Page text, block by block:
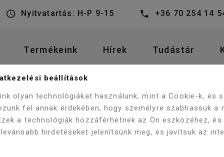
Nyitvatartás: H-P 9-15 +36 70 254 14
Termékeink Hírek Tudástár
WELLIS MONACO 80
TERMÉKÜNK, VAGY MÁR
beállítások
olyan technológiákat használunk, mint a Cookie-k, és
fel annak érdekében, hogy személyre szabhassuk a
a technológiák hozzáférhetnek az Ön eszközéhez,
hirdetéseket jelenítsünk meg, és javítsuk az